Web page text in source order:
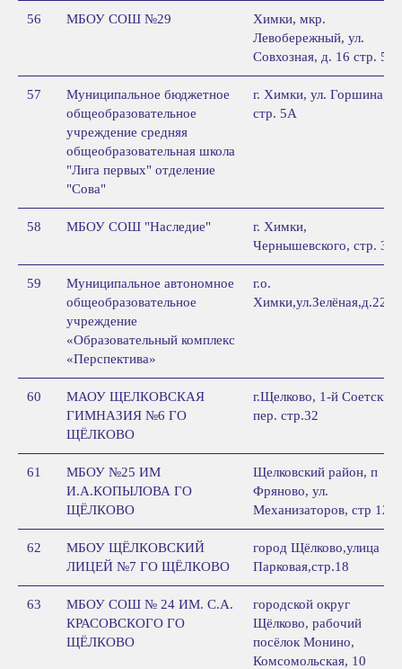
56 МБОУ СОШ №29
Химки, мкр.
Левобережный, ул.
Совхозная, д. 16 стр. 5
57
Муниципальное бюджетное
общеобразовательное
учреждение средняя
общеобразовательная школа
"Лига первых" отделение
"Сова"
г. Химки, ул. Горшина,
стр. 5А
58 МБОУ СОШ "Наследие"
г. Химки,
Чернышевского, стр. 3А
59
Муниципальное автономное
общеобразовательное
учреждение
«Образовательный комплекс
«Перспектива»
г.о.
Химки,ул.Зелёная,д.22
60
МАОУ ЩЕЛКОВСКАЯ
ГИМНАЗИЯ №6 ГО
ЩЁЛКОВО
г.Щелково, 1-й Соетский
пер. стр.32
61
МБОУ №25 ИМ
И.А.КОПЫЛОВА ГО
ЩЁЛКОВО
Щелковский район, п
Фряново, ул.
Механизаторов, стр 12
62
МБОУ ЩЁЛКОВСКИЙ
ЛИЦЕЙ №7 ГО ЩЁЛКОВО
город Щёлково,улица
Парковая,стр.18
63
МБОУ СОШ № 24 ИМ. С.А.
КРАСОВСКОГО ГО
ЩЁЛКОВО
городской округ
Щёлково, рабочий
посёлок Монино,
Комсомольская, 10